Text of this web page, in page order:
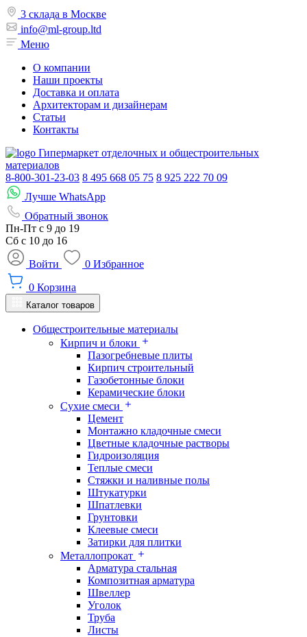
3 склада в Москве
info@ml-group.ltd
Меню
О компании
Наши проекты
Доставка и оплата
Архитекторам и дизайнерам
Статьи
Контакты
Гипермаркет отделочных и общестроительных
материалов
8-800-301-23-03 8 495 668 05 75 8 925 222 70 09
Лучше WhatsApp
Обратный звонок
Пн-Пт с 9 до 19
Сб с 10 до 16
Войти
0 Избранное
0 Корзина
Каталог товаров
Общестроительные материалы
Кирпич и блоки
Пазогребневые плиты
Кирпич строительный
Газобетонные блоки
Керамические блоки
Сухие смеси
Цемент
Монтажно кладочные смеси
Цветные кладочные растворы
Гидроизоляция
Теплые смеси
Стяжки и наливные полы
Штукатурки
Шпатлевки
Грунтовки
Клеевые смеси
Затирки для плитки
Металлопрокат
Арматура стальная
Композитная арматура
Швеллер
Уголок
Труба
Листы